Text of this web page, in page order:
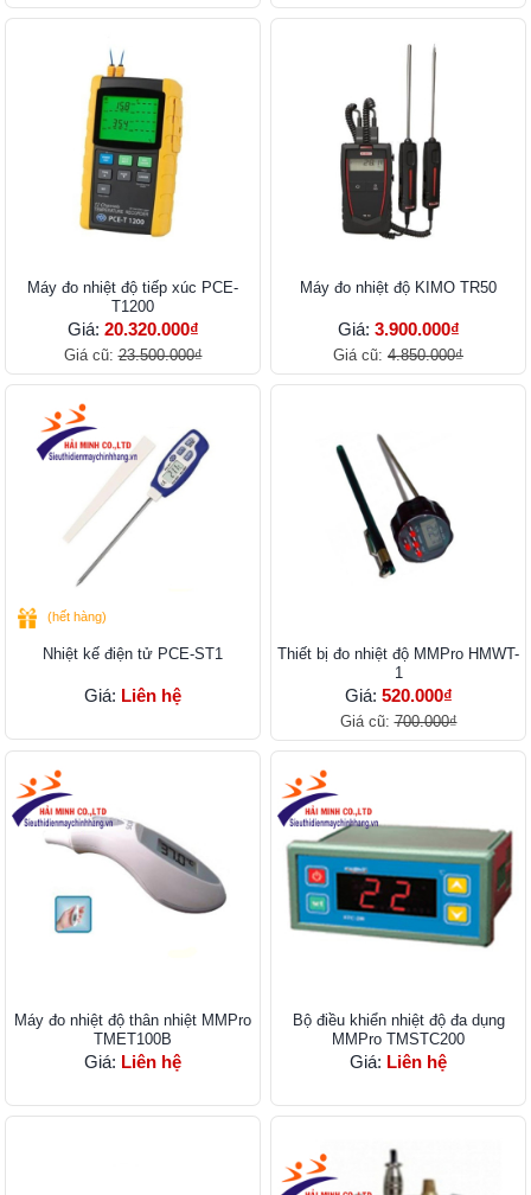
Máy đo nhiệt độ tiếp xúc PCE-
T1200
Giá: 20.320.000₫
Giá cũ:23.500.000₫
Máy đo nhiệt độ KIMO TR50
Giá: 3.900.000₫
Giá cũ: 4.850.000₫
(hết hàng)
Nhiệt kế điện tử PCE-ST1
Giá: Liên hệ
Thiết bị đo nhiệt độ MMPro HMWT-
1
Giá: 520.000₫
Giá cũ:700.000₫
Máy đo nhiệt độ thân nhiệt MMPro
TMET100B
Giá: Liên hệ
Bộ điều khiển nhiệt độ đa dụng
MMPro TMSTC200
Giá: Liên hệ